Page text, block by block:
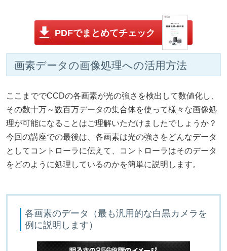
PDFでまとめてチェック
画素データの画像処理への活用方法
ここまででCCDの各画素が光の強さを検出して数値化し、
その数十万～数百万データの集合体を使って様々な画像処
理が可能になることはご理解いただけましたでしょうか？
今回の講座での最後は、各画素は光の強さをどんなデータ
としてコントローラに伝えて、コントローラはそのデータ
をどのように処理しているのかを簡単に説明します。
各画素のデータ（最も汎用的な白黒カメラを
例に説明します）